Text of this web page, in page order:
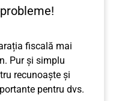
fiscală mai
Pur și simplu
recunoaște și
pentru dvs.